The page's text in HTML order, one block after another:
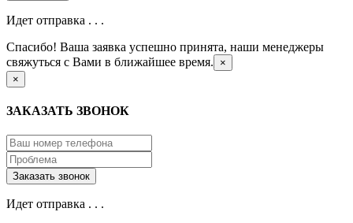
Идет отправка . . .
Спасибо! Ваша заявка успешно принята, наши менеджеры
свяжуться с Вами в ближайшее время.
×
×
ЗАКАЗАТЬ ЗВОНОК
Идет отправка . . .